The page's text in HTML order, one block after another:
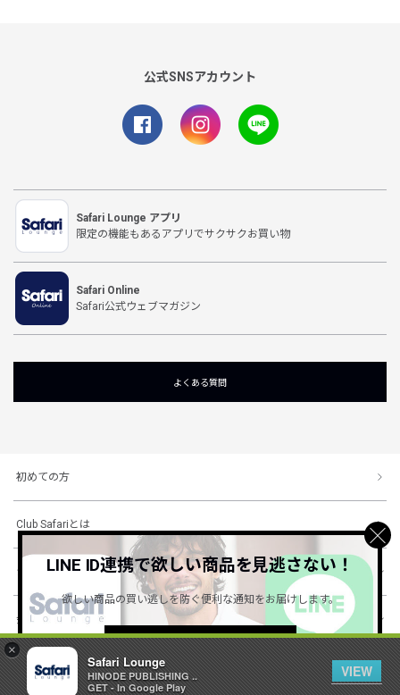
×
Safari Lounge
HINODE PUBLISHING ..
GET - In Google Play
VIEW
公式SNSアカウント
Safari Lounge アプリ
限定の機能もあるアプリでサクサクお買い物
Safari Online
Safari公式ウェブマガジン
よくある質問
初めての方
Club Safariとは
ショッピングガイド
会社概要・規約
© 1996-2026 HINODE PUBLISHING co., ltd. All Rights Reserved.
LINE ID連携で欲しい商品を見逃さない！
欲しい商品の買い逃しを防ぐ便利な通知をお届けします。
詳しくはこちら ＞